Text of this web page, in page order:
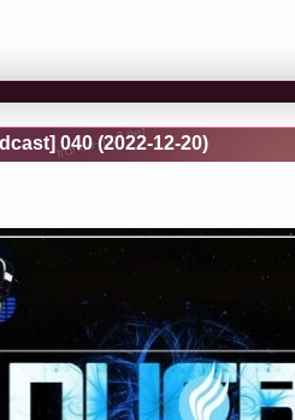
040 (2022-12-20)